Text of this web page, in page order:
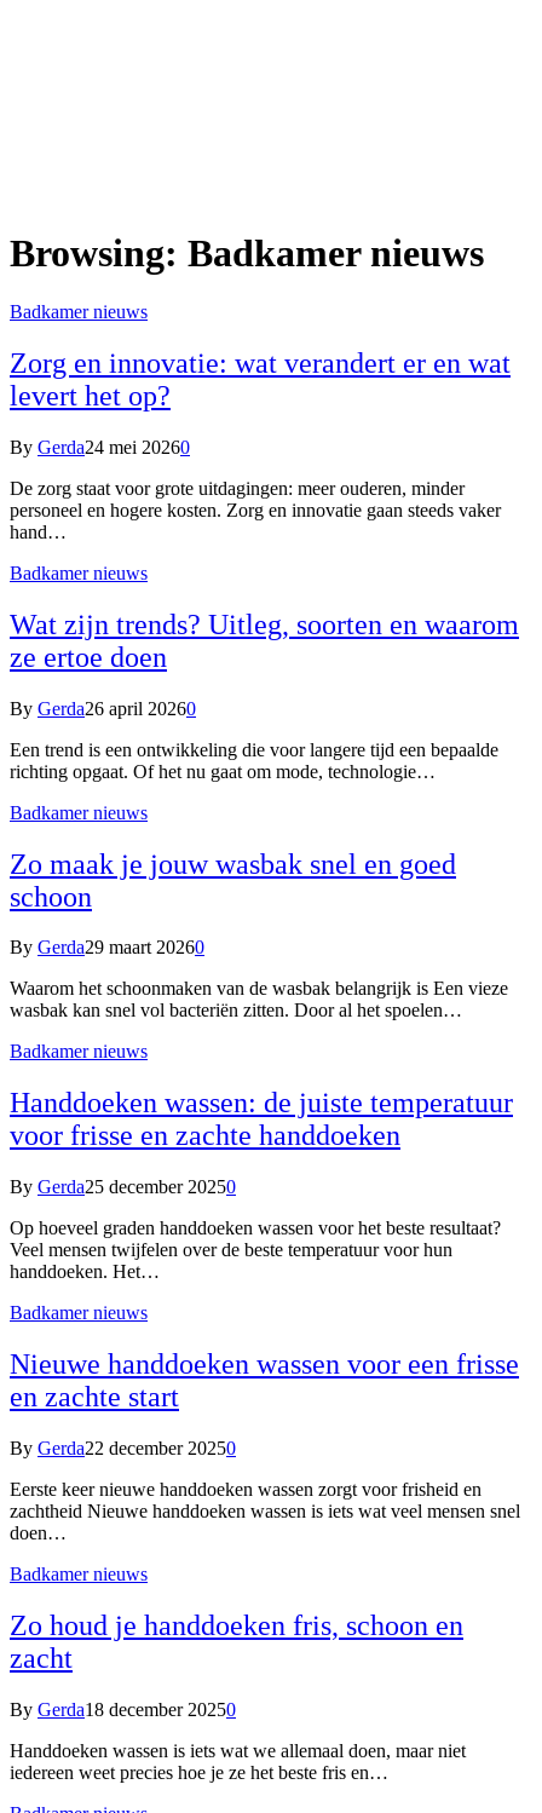
Browsing: Badkamer nieuws
Badkamer nieuws
Zorg en innovatie: wat verandert er en wat
levert het op?
By Gerda24 mei 20260
De zorg staat voor grote uitdagingen: meer ouderen, minder
personeel en hogere kosten. Zorg en innovatie gaan steeds vaker
hand…
Badkamer nieuws
Wat zijn trends? Uitleg, soorten en waarom
ze ertoe doen
By Gerda26 april 20260
Een trend is een ontwikkeling die voor langere tijd een bepaalde
richting opgaat. Of het nu gaat om mode, technologie…
Badkamer nieuws
Zo maak je jouw wasbak snel en goed
schoon
By Gerda29 maart 20260
Waarom het schoonmaken van de wasbak belangrijk is Een vieze
wasbak kan snel vol bacteriën zitten. Door al het spoelen…
Badkamer nieuws
Handdoeken wassen: de juiste temperatuur
voor frisse en zachte handdoeken
By Gerda25 december 20250
Op hoeveel graden handdoeken wassen voor het beste resultaat?
Veel mensen twijfelen over de beste temperatuur voor hun
handdoeken. Het…
Badkamer nieuws
Nieuwe handdoeken wassen voor een frisse
en zachte start
By Gerda22 december 20250
Eerste keer nieuwe handdoeken wassen zorgt voor frisheid en
zachtheid Nieuwe handdoeken wassen is iets wat veel mensen snel
doen…
Badkamer nieuws
Zo houd je handdoeken fris, schoon en
zacht
By Gerda18 december 20250
Handdoeken wassen is iets wat we allemaal doen, maar niet
iedereen weet precies hoe je ze het beste fris en…